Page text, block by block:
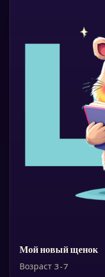
Мой новый щенок
Возраст 3-7